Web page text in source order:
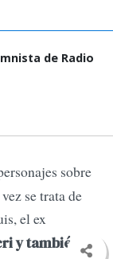
de Radio
sobre
se trata de
el ex
y también ex